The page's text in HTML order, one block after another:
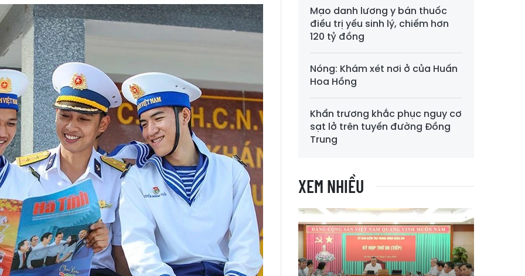
Mạo danh lương y bán thuốc
điều trị yếu sinh lý, chiếm hơn
120 tỷ đồng
Nóng: Khám xét nơi ở của Huấn
Hoa Hồng
Khẩn trương khắc phục nguy cơ
sạt lở trên tuyến đường Đồng
Trung
XEM NHIỀU